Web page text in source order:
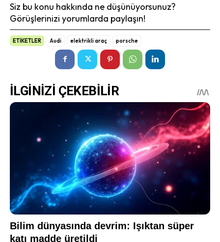
Siz bu konu hakkında ne düşünüyorsunuz?
Görüşlerinizi yorumlarda paylaşın!
ETİKETLER Audi elektrikli araç porsche